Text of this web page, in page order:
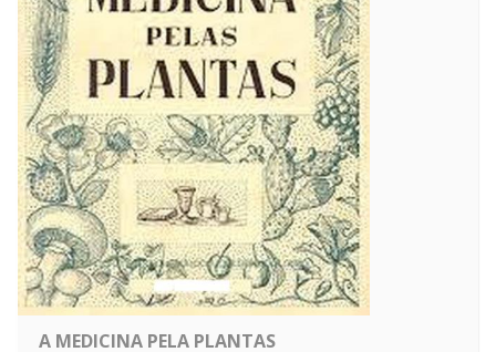
A MEDICINA PELA PLANTAS